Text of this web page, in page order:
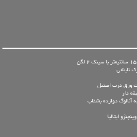
تایشی
ورق درب استیل
دار
آنالوگ دوازده بشقاب
ایتالیا